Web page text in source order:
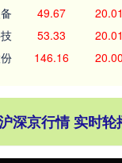
49.67
53.33
146.16
深京行情 实时轮